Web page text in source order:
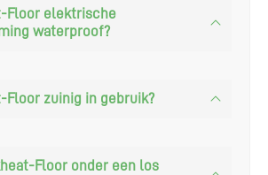
Floor elektrische
waterproof?
Floor zuinig in gebruik?
Floor onder een los